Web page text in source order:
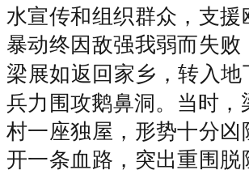
水宣传和组织群众，支
暴动终因敌强我弱而失
梁展如返回家乡，转入地
兵力围攻鹅鼻洞。当时，
村一座独屋，形势十分
开一条血路，突出重围